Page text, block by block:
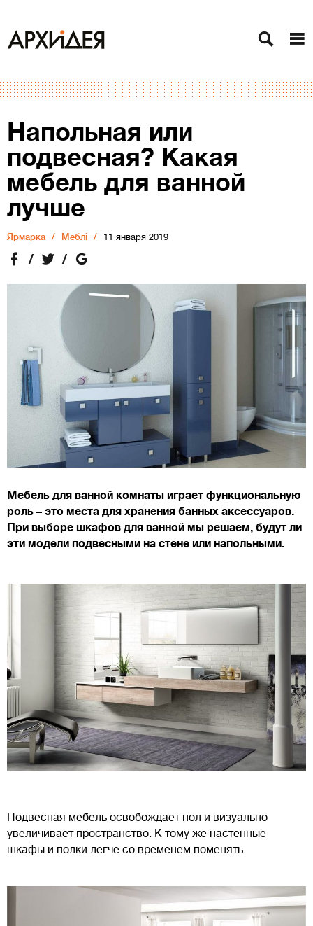
Напольная или
подвесная? Какая
мебель для ванной
лучше
Ярмарка Меблі 11 января 2019
Мебель для ванной комнаты играет функциональную
роль – это места для хранения банных аксессуаров.
При выборе шкафов для ванной мы решаем, будут ли
эти модели подвесными на стене или напольными.
Подвесная мебель освобождает пол и визуально
увеличивает пространство. К тому же настенные
шкафы и полки легче со временем поменять.